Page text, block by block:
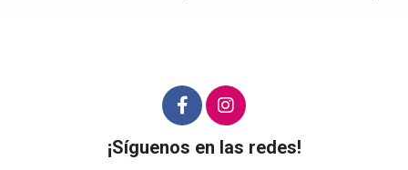
¡Síguenos en las redes!